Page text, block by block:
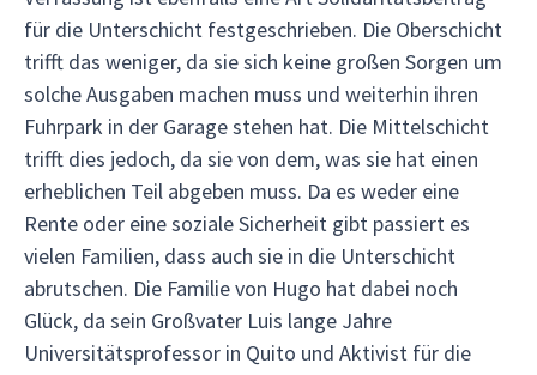
für die Unterschicht festgeschrieben. Die Oberschicht
trifft das weniger, da sie sich keine großen Sorgen um
solche Ausgaben machen muss und weiterhin ihren
Fuhrpark in der Garage stehen hat. Die Mittelschicht
trifft dies jedoch, da sie von dem, was sie hat einen
erheblichen Teil abgeben muss. Da es weder eine
Rente oder eine soziale Sicherheit gibt passiert es
vielen Familien, dass auch sie in die Unterschicht
abrutschen. Die Familie von Hugo hat dabei noch
Glück, da sein Großvater Luis lange Jahre
Universitätsprofessor in Quito und Aktivist für die